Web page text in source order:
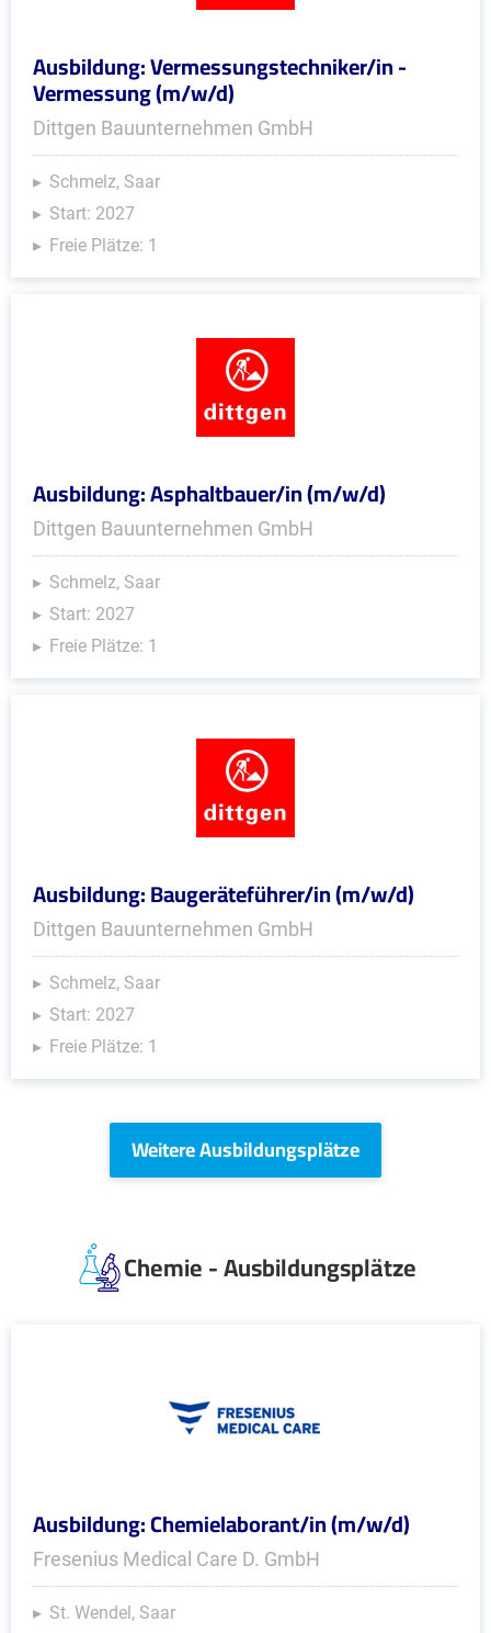
Ausbildung: Vermessungstechniker/in -
Vermessung (m/w/d)
Dittgen Bauunternehmen GmbH
Schmelz, Saar
Start: 2027
Freie Plätze: 1
Ausbildung: Asphaltbauer/in (m/w/d)
Dittgen Bauunternehmen GmbH
Schmelz, Saar
Start: 2027
Freie Plätze: 1
Ausbildung: Baugeräteführer/in (m/w/d)
Dittgen Bauunternehmen GmbH
Schmelz, Saar
Start: 2027
Freie Plätze: 1
Weitere Ausbildungsplätze
Chemie - Ausbildungsplätze
Ausbildung: Chemielaborant/in (m/w/d)
Fresenius Medical Care D. GmbH
St. Wendel, Saar